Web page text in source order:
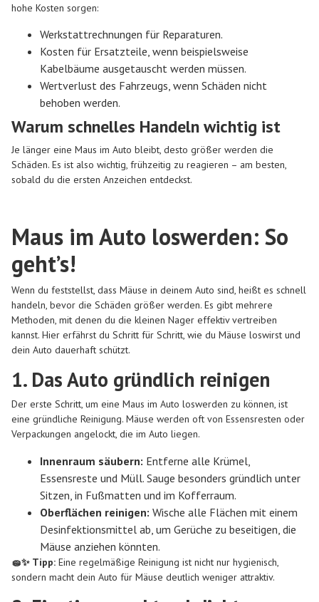
hohe Kosten sorgen:
Werkstattrechnungen für Reparaturen.
Kosten für Ersatzteile, wenn beispielsweise
Kabelbäume ausgetauscht werden müssen.
Wertverlust des Fahrzeugs, wenn Schäden nicht
behoben werden.
Warum schnelles Handeln wichtig ist
Je länger eine Maus im Auto bleibt, desto größer werden die
Schäden. Es ist also wichtig, frühzeitig zu reagieren – am besten,
sobald du die ersten Anzeichen entdeckst.
Maus im Auto loswerden: So
geht’s!
Wenn du feststellst, dass Mäuse in deinem Auto sind, heißt es schnell
handeln, bevor die Schäden größer werden. Es gibt mehrere
Methoden, mit denen du die kleinen Nager effektiv vertreiben
kannst. Hier erfährst du Schritt für Schritt, wie du Mäuse loswirst und
dein Auto dauerhaft schützt.
1. Das Auto gründlich reinigen
Der erste Schritt, um eine Maus im Auto loswerden zu können, ist
eine gründliche Reinigung. Mäuse werden oft von Essensresten oder
Verpackungen angelockt, die im Auto liegen.
Innenraum säubern: Entferne alle Krümel,
Essensreste und Müll. Sauge besonders gründlich unter
Sitzen, in Fußmatten und im Kofferraum.
Oberflächen reinigen: Wische alle Flächen mit einem
Desinfektionsmittel ab, um Gerüche zu beseitigen, die
Mäuse anziehen könnten.
🧽✨ Tipp: Eine regelmäßige Reinigung ist nicht nur hygienisch,
sondern macht dein Auto für Mäuse deutlich weniger attraktiv.